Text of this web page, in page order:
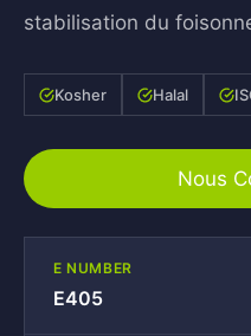
stabilisation du
Kosher Halal
Nous
E NUMBER
E405